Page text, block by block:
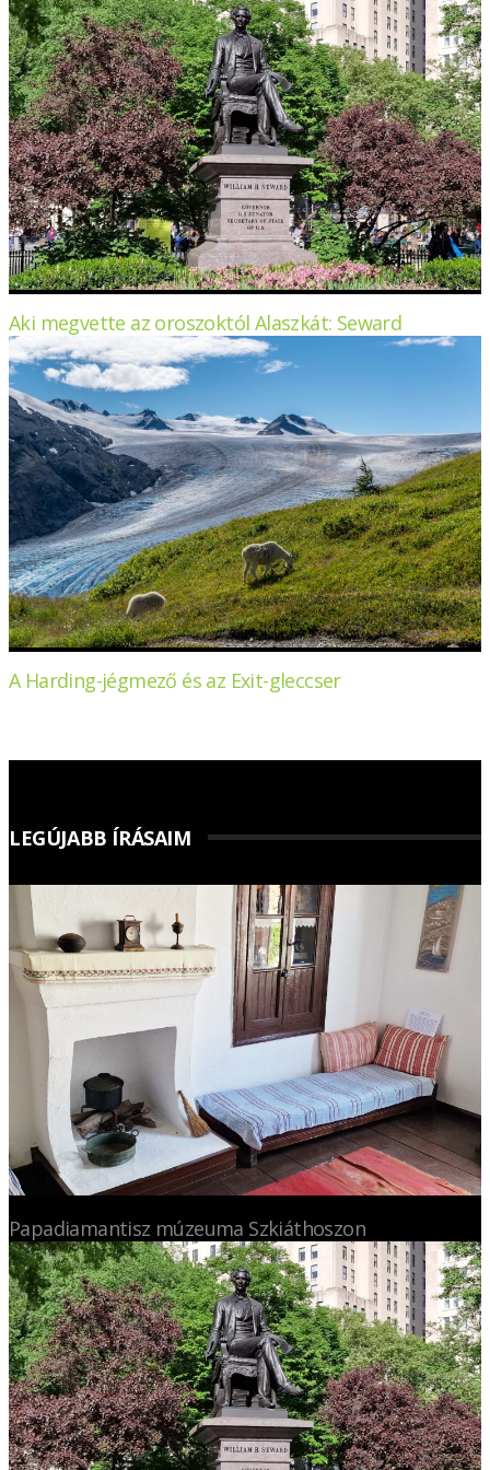
Aki megvette az oroszoktól Alaszkát: Seward
A Harding-jégmező és az Exit-gleccser
LEGÚJABB ÍRÁSAIM
Papadiamantisz múzeuma Szkiáthoszon